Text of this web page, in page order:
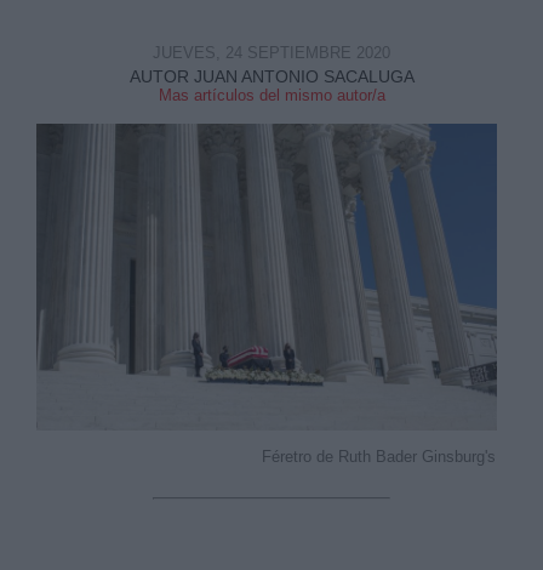
AUTOR JUAN ANTONIO SACALUGA
Mas artículos del mismo autor/a
JUEVES, 24 SEPTIEMBRE 2020
Féretro de Ruth Bader Ginsburg's
link